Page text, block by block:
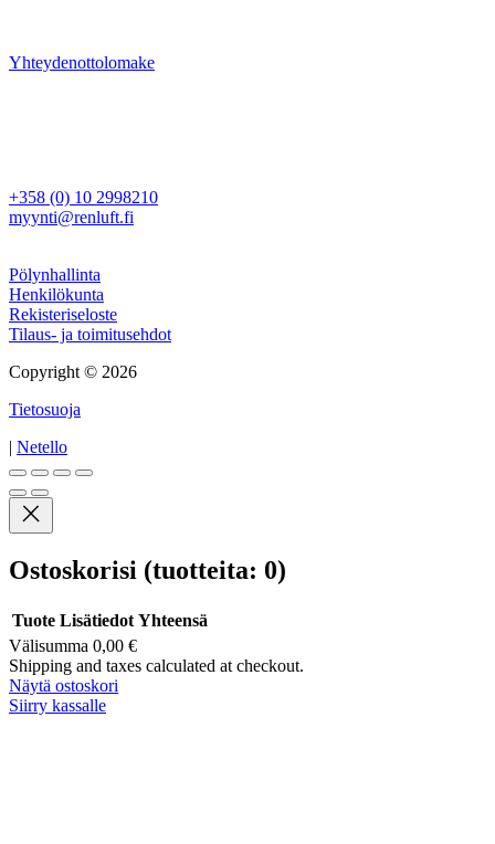
Yhteydenottolomake
+358 (0) 10 2998210
myynti@renluft.fi
Pölynhallinta
Henkilökunta
Rekisteriseloste
Tilaus- ja toimitusehdot
Copyright © 2026
Tietosuoja
| Netello
Ostoskorisi (tuotteita: 0)
Tuotteet
ostoskorissa
Tuote Lisätiedot Yhteensä
Välisumma 0,00 €
Shipping and taxes calculated at checkout.
Näytä ostoskori
Siirry kassalle